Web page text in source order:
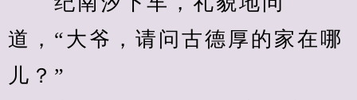
道，“大爷，请问古德厚的家在哪
儿？”